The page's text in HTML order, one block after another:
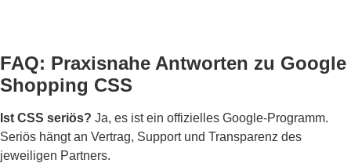
FAQ: Praxisnahe Antworten zu Google
Shopping CSS
Ist CSS seriös? Ja, es ist ein offizielles Google-Programm.
Seriös hängt an Vertrag, Support und Transparenz des
jeweiligen Partners.